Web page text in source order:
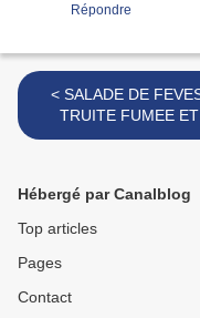
Répondre
< SALADE DE FEVES,
TRUITE FUMEE ET
CREVETTES
Hébergé par Canalblog
Top articles
Pages
Contact